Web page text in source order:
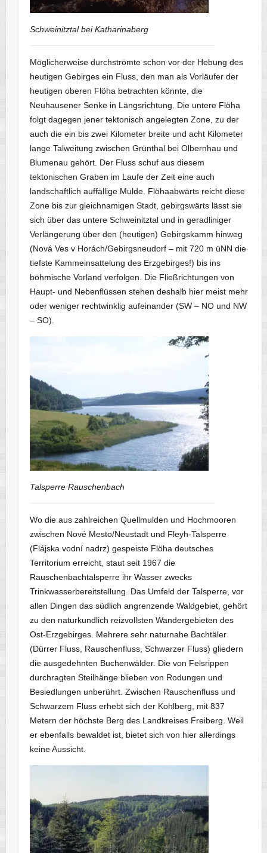
Schweinitztal bei Katharinaberg
Möglicherweise durchströmte schon vor der Hebung des
heutigen Gebirges ein Fluss, den man als Vorläufer der
heutigen oberen Flöha betrachten könnte, die
Neuhausener Senke in Längsrichtung. Die untere Flöha
folgt dagegen jener tektonisch angelegten Zone, zu der
auch die ein bis zwei Kilometer breite und acht Kilometer
lange Talweitung zwischen Grünthal bei Olbernhau und
Blumenau gehört. Der Fluss schuf aus diesem
tektonischen Graben im Laufe der Zeit eine auch
landschaftlich auffällige Mulde. Flöhaabwärts reicht diese
Zone bis zur gleichnamigen Stadt, gebirgswärts lässt sie
sich über das untere Schweinitztal und in geradliniger
Verlängerung über den (heutigen) Gebirgskamm hinweg
(Nová Ves v Horách/Gebirgsneudorf – mit 720 m üNN die
tiefste Kammeinsattelung des Erzgebirges!) bis ins
böhmische Vorland verfolgen. Die Fließrichtungen von
Haupt- und Nebenflüssen stehen deshalb hier meist mehr
oder weniger rechtwinklig aufeinander (SW – NO und NW
– SO).
Talsperre Rauschenbach
Wo die aus zahlreichen Quellmulden und Hochmooren
zwischen Nové Mesto/Neustadt und Fleyh-Talsperre
(Flájska vodní nadrz) gespeiste Flöha deutsches
Territorium erreicht, staut seit 1967 die
Rauschenbachtalsperre ihr Wasser zwecks
Trinkwasserbereitstellung. Das Umfeld der Talsperre, vor
allen Dingen das südlich angrenzende Waldgebiet, gehört
zu den naturkundlich reizvollsten Wandergebieten des
Ost-Erzgebirges. Mehrere sehr naturnahe Bachtäler
(Dürrer Fluss, Rauschenfluss, Schwarzer Fluss) gliedern
die ausgedehnten Buchenwälder. Die von Felsrippen
durchragten Steilhänge blieben von Rodungen und
Besiedlungen unberührt. Zwischen Rauschenfluss und
Schwarzem Fluss erhebt sich der Kohlberg, mit 837
Metern der höchste Berg des Landkreises Freiberg. Weil
er ebenfalls bewaldet ist, bietet sich von hier allerdings
keine Aussicht.